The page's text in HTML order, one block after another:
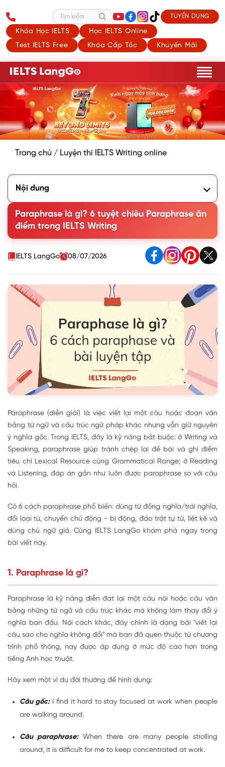
Khóa Học IELTS
Học IELTS Online
Test IELTS Free
Khóa Cấp Tốc Khuyến Mãi
Tìm kiếm TUYỂN DỤNG
Trang chủ / Luyện thi IELTS Writing online
Nội dung
2. Tầm quan trọng của Paraphrase IELTS
3. 6 cách Paraphrase trong IELTS
4. Hướng dẫn paraphrase câu/đề bài theo 4 bước
5. 4 lỗi paraphrase thường gặp và cách tránh
7. Bài tập paraphrase
Paraphrase là gì? 6 tuyệt chiêu Paraphrase ăn
điểm trong IELTS Writing
IELTS LangGo 08/07/2026
Paraphrase (diễn giải) là việc viết lại một câu hoặc đoạn văn
bằng từ ngữ và cấu trúc ngữ pháp khác nhưng vẫn giữ nguyên
ý nghĩa gốc.Trong IELTS, đây là kỹ năng bắt buộc: ở Writing và
Speaking, paraphrase giúp tránh chép lại đề bài và ghi điểm
tiêu chí Lexical Resource cùng Grammatical Range; ở Reading
và Listening, đáp án gần như luôn được paraphrase so với câu
hỏi.
Có 6 cách paraphrase phổ biến: dùng từ đồng nghĩa/trái nghĩa,
đổi loại từ, chuyển chủ động - bị động, đảo trật tự từ, liệt kê và
dùng chủ ngữ giả. Cùng IELTS LangGo khám phá ngay trong
bài viết này.
1. Paraphrase là gì?
Paraphrase là kỹ năng diễn đạt lại một câu nói hoặc câu văn
bằng những từ ngữ và cấu trúc khác mà không làm thay đổi ý
nghĩa ban đầu. Nói cách khác, đây chính là dạng bài "viết lại
câu sao cho nghĩa không đổi" mà bạn đã quen thuộc từ chương
trình phổ thông, nay được áp dụng ở mức độ cao hơn trong
tiếng Anh học thuật.
Hãy xem một ví dụ đời thường để hình dung:
Câu gốc:I find it hard to stay focused at work when people
are walking around.
Câu paraphrase:When there are many people strolling
around, it is difficult for me to keep concentrated at work.